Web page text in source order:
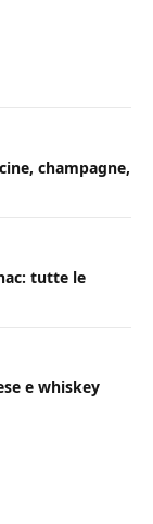
champagne,
tutte le
e whiskey